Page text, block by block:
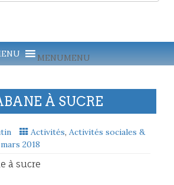
MENUMENU
À SUCRE
Activités, Activités sociales &
2018
à sucre